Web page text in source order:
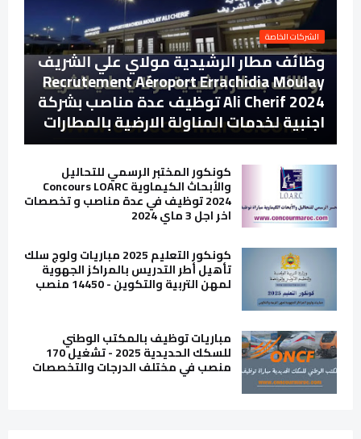
الشركات الخاصة
وظائف مطار الرشيدية مولاي علي الشريف
Recrutement Aéroport Errachidia Moulay
Ali Cherif 2024 توظيف عدة مناصب بشركة
اجنبية لخدمات المناولة الارضية بالمطارات
كونكور المختبر الرسمي للتحاليل
والأبحاث الكيماوية Concours LOARC
2024 توظيف في عدة مناصب و تخصصات
اخر اجل 3 ماي 2024
كونكور التعليم 2025 مباريات ولوج سلك
تأهيل أطر التدريس بالمراكز الجهوية
لمهن التربية والتكوين - 14450 منصب
مباريات توظيف بالمكتب الوطني
للسكك الحديدية 2025 - تشغيل 170
منصب في مختلف الدرجات والتخصصات